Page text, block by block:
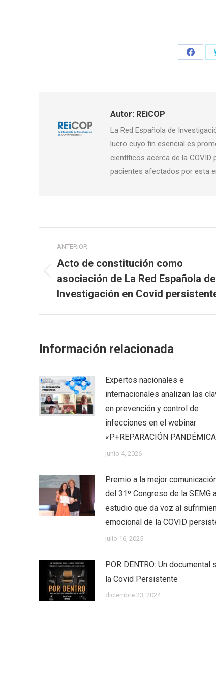
Share
Autor: REiCOP
La Red Española de
lucro cuyo fin esencial es
científicos acerca de la
pacientes afectados por esta
entre
publicaciones
ANTERIOR
Publicación
anterior:
Acto de constitución como
asociación de La Red Española de
Investigación en Covid
Información relacionada
Expertos nacionales e
internacionales analizan las
en prevención y control de
infecciones en el webinar
«P+REPARACIÓN
junio 4, 2026
Premio a la mejor
del 31º Congreso de la SEMG
estudio que da voz al
emocional de la COVID
julio 16, 2025
POR DENTRO: Un documental
la Covid Persistente
diciembre 23, 2024